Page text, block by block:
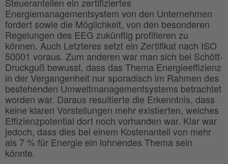
Energiemanagementsystem von den Unternehmen
fordert sowie die Möglichkeit, von den besonderen
Regelungen des EEG zukünftig profitieren zu
können. Auch Letzteres setzt ein Zertifikat nach ISO
50001 voraus. Zum anderen war man sich bei Schött-
Druckguß bewusst, dass das Thema Energieeffizienz
in der Vergangenheit nur sporadisch im Rahmen des
bestehenden Umweltmanagementsystems betrachtet
worden war. Daraus resultierte die Erkenntnis, dass
keine klaren Vorstellungen mehr existierten, welches
Effizienzpotential dort noch vorhanden war. Klar war
jedoch, dass dies bei einem Kostenanteil von mehr
als 7 % für Energie ein lohnendes Thema sein
könnte.